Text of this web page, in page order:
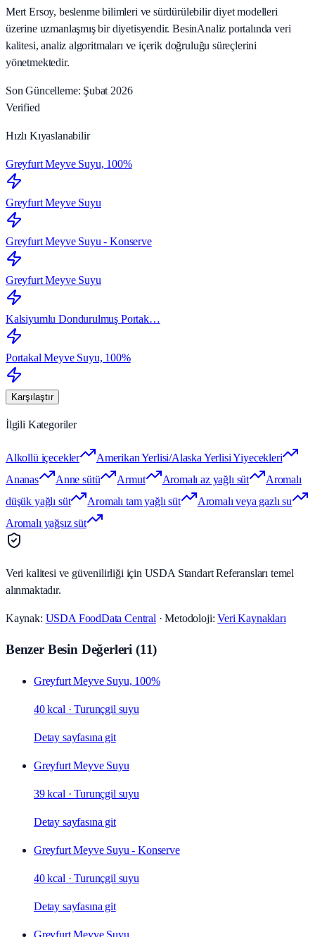
Mert Ersoy, beslenme bilimleri ve sürdürülebilir diyet modelleri
üzerine uzmanlaşmış bir diyetisyendir. BesinAnaliz portalında veri
kalitesi, analiz algoritmaları ve içerik doğruluğu süreçlerini
yönetmektedir.
Son Güncelleme: Şubat 2026
Verified
Hızlı Kıyaslanabilir
Greyfurt Meyve Suyu, 100%
Greyfurt Meyve Suyu
Greyfurt Meyve Suyu - Konserve
Greyfurt Meyve Suyu
Kalsiyumlu Dondurulmuş Portak…
Portakal Meyve Suyu, 100%
Karşılaştır
İlgili Kategoriler
Alkollü içecekler
Amerikan Yerlisi/Alaska Yerlisi Yiyecekleri
Ananas
Anne sütü Armut Aromalı az yağlı süt
Aromalı
düşük yağlı süt
Aromalı tam yağlı süt
Aromalı veya gazlı su
Aromalı yağsız süt
Veri kalitesi ve güvenilirliği için USDA Standart Referansları temel
alınmaktadır.
Kaynak: USDA FoodData Central · Metodoloji:Veri Kaynakları
Benzer Besin Değerleri (11)
Greyfurt Meyve Suyu, 100%
40 kcal ·Turunçgil suyu
Detay sayfasına git
Greyfurt Meyve Suyu
39 kcal ·Turunçgil suyu
Detay sayfasına git
Greyfurt Meyve Suyu - Konserve
40 kcal ·Turunçgil suyu
Detay sayfasına git
Greyfurt Meyve Suyu